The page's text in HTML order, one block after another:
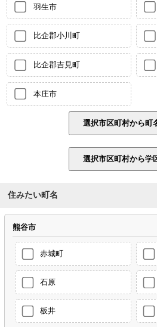
羽生市
比企郡小川町
比企郡吉見町
本庄市
住みたい町名
熊谷市
赤城町
石原
板井